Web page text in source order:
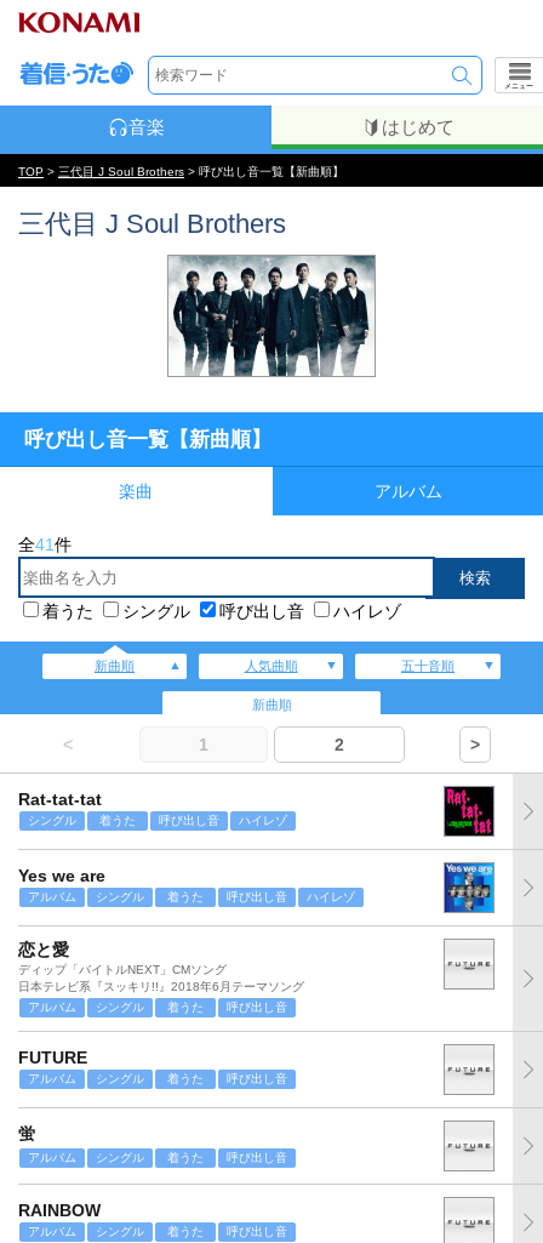
メニュー
音楽 はじめて
TOP > 三代目 J Soul Brothers > 呼び出し音一覧【新曲順】
三代目 J Soul Brothers
呼び出し音一覧【新曲順】
楽曲 アルバム
全41件
着うた シングル 呼び出し音 ハイレゾ
新曲順 人気曲順 五十音順
新曲順
< 1 2 >
Rat-tat-tat
シングル 着うた 呼び出し音 ハイレゾ
Yes we are
アルバム シングル 着うた 呼び出し音 ハイレゾ
恋と愛
ディップ「バイトルNEXT」CMソング
日本テレビ系『スッキリ!!』2018年6月テーマソング
アルバム
シングル 着うた 呼び出し音
FUTURE
アルバム シングル 着うた 呼び出し音
蛍
アルバム シングル 着うた 呼び出し音
RAINBOW
アルバム シングル 着うた 呼び出し音